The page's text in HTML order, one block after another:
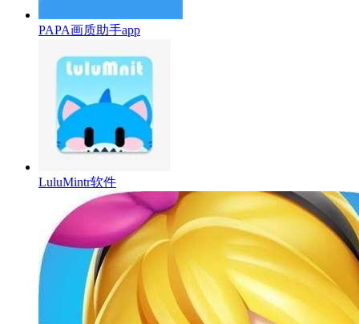
PAPA画质助手app
LuluMintr软件